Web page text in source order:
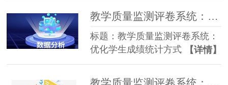
教学质量监测评卷系统：优化学生成绩统计方式
标题：教学质量监测评卷系统：
优化学生成绩统计方式
【详情】